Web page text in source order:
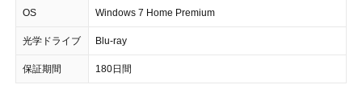
OS Windows 7 Home Premium
光学ドライブ Blu-ray
保証期間 180日間